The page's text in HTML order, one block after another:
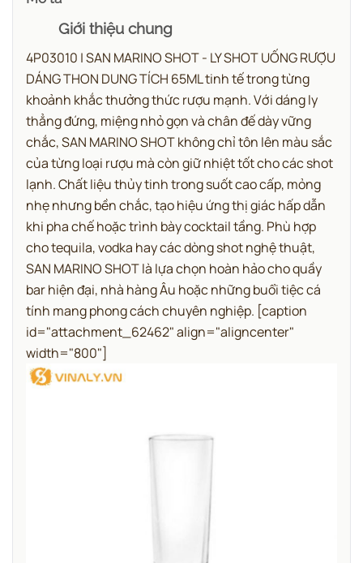
Giới thiệu chung
4P03010 | SAN MARINO SHOT - LY SHOT UỐNG RƯỢU
DÁNG THON DUNG TÍCH 65ML tinh tế trong từng
khoảnh khắc thưởng thức rượu mạnh.Với dáng ly
thẳng đứng, miệng nhỏ gọn và chân đế dày vững
chắc, SAN MARINO SHOT không chỉ tôn lên màu sắc
của từng loại rượu mà còn giữ nhiệt tốt cho các shot
lạnh. Chất liệu thủy tinh trong suốt cao cấp, mỏng
nhẹ nhưng bền chắc, tạo hiệu ứng thị giác hấp dẫn
khi pha chế hoặc trình bày cocktail tầng. Phù hợp
cho tequila, vodka hay các dòng shot nghệ thuật,
SAN MARINO SHOT là lựa chọn hoàn hảo cho quầy
bar hiện đại, nhà hàng Âu hoặc những buổi tiệc cá
tính mang phong cách chuyên nghiệp. [caption
id="attachment_62462" align="aligncenter"
width="800"]